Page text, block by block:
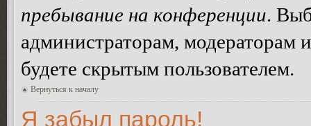
пребывание на конференции.
администраторам, модераторам
будете скрытым пользователем.
Вернуться к началу
Я забыл пароль!